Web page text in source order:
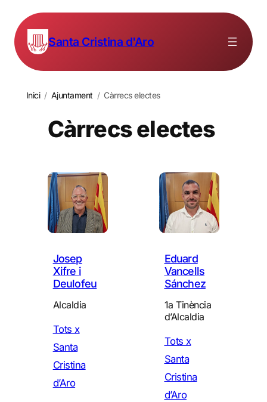
Santa Cristina d'Aro
Inici / Ajuntament / Càrrecs electes
Càrrecs electes
Josep
Xifre i
Deulofeu
Alcaldia
Tots x
Santa
Cristina
d’Aro
Eduard
Vancells
Sánchez
1a Tinència
d’Alcaldia
Tots x
Santa
Cristina
d’Aro